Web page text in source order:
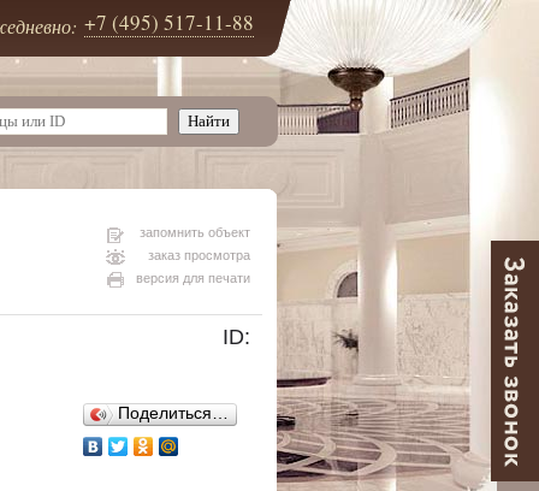
+7 (495) 517-11-88
запомнить объект
заказ просмотра
версия для печати
ID:
Поделиться…